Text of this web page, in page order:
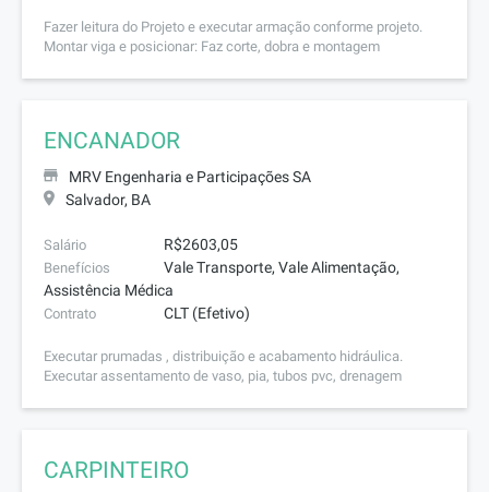
Fazer leitura do Projeto e executar armação conforme projeto.
Montar viga e posicionar: Faz corte, dobra e montagem
ENCANADOR
MRV Engenharia e Participações SA
Salvador, BA
Salário R$2603,05
Benefícios
Vale Transporte, Vale Alimentação,
Assistência Médica
Contrato CLT (Efetivo)
Executar prumadas , distribuição e acabamento hidráulica.
Executar assentamento de vaso, pia, tubos pvc, drenagem
CARPINTEIRO